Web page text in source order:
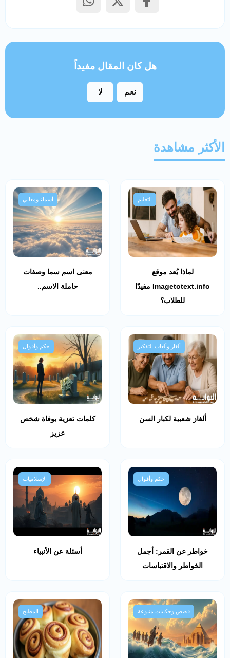
هل كان المقال مفيداً
نعم لا
الأكثر مشاهدة
التعليم
لماذا يُعد موقع
Imagetotext.info مفيدًا
للطلاب؟
أسماء ومعاني
معنى اسم سما وصفات
حاملة الاسم..
ألغاز وألعاب التفكير
ألغاز شعبية لكبار السن
حكم وأقوال
كلمات تعزية بوفاة شخص
عزيز
حكم وأقوال
خواطر عن القمر: أجمل
الخواطر والاقتباسات
الإسلاميات
أسئلة عن الأنبياء
قصص وحكايات متنوعة المطبخ